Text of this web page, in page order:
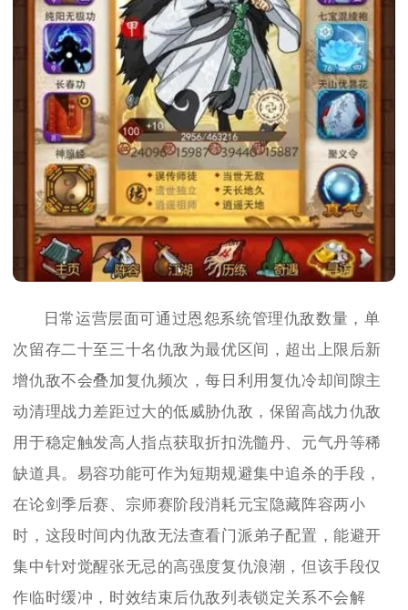
日常运营层面可通过恩怨系统管理仇敌数量，单
次留存二十至三十名仇敌为最优区间，超出上限后新
增仇敌不会叠加复仇频次，每日利用复仇冷却间隙主
动清理战力差距过大的低威胁仇敌，保留高战力仇敌
用于稳定触发高人指点获取折扣洗髓丹、元气丹等稀
缺道具。易容功能可作为短期规避集中追杀的手段，
在论剑季后赛、宗师赛阶段消耗元宝隐藏阵容两小
时，这段时间内仇敌无法查看门派弟子配置，能避开
集中针对觉醒张无忌的高强度复仇浪潮，但该手段仅
作临时缓冲，时效结束后仇敌列表锁定关系不会解